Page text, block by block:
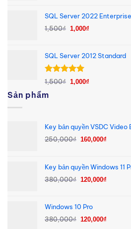
1,500₫.
là:
1,000₫.
SQL Server 2022
1,500₫ Giá
1,500₫.
1,000₫Giá
là:
SQL Server 2012 Standard
Được xếp
5 sao
1,500₫ Giá
1,000₫Giá
1,000₫.
Sản phẩm
Key bản quyền VSDC Video
250,000₫ Giá
250,000₫.
160,000₫Giá
là:
Key bản quyền Windows 11
380,000₫ Giá
380,000₫.
120,000₫Giá
Windows 10 Pro
380,000₫ Giá
120,000₫Giá